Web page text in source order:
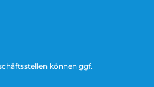
können ggf.